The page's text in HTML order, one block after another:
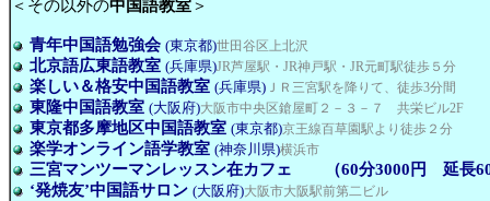
＜その以外の中国語教室＞
青年中国語勉強会 (東京都)世田谷区上北沢
北京語広東語教室 (兵庫県)JR芦屋駅・JR神戸駅・JR元町駅徒歩５分
楽しい＆格安中国語教室 (兵庫県) ＪＲ三宮駅を降りて、徒歩3分間
東隆中国語教室 (大阪府)大阪市中央区鎗屋町２－３－７ 共栄ビル2F
東京都多摩地区中国語教室 (東京都)京王線百草園駅より徒歩２分
楽学オンライン語学教室 (神奈川県)横浜市
三宮マンツーマンレッスン在カフェ （60分3000円 延長
‘発焼友’中国語サロン (大阪府)大阪市大阪駅前第二ビル